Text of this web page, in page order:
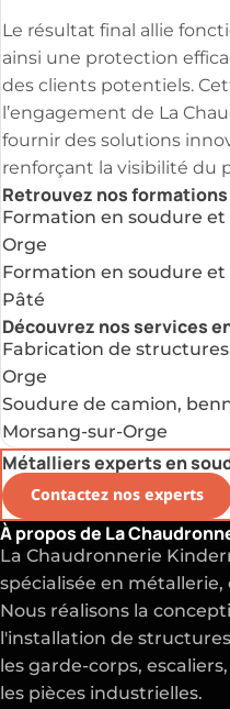
Le résultat final allie
ainsi une protection
des clients potentiels.
l’engagement de La
fournir des solutions
renforçant la visibilité du
Retrouvez nos formations
Formation en soudure
Orge
Formation en soudure
Pâté
Découvrez nos services
Fabrication de
Orge
Soudure de camion,
Morsang-sur-Orge
Métalliers experts en
Contactez nos experts
À propos de La
La Chaudronnerie
spécialisée en
Nous réalisons la
l'installation de
les garde-corps,
les pièces industrielles.